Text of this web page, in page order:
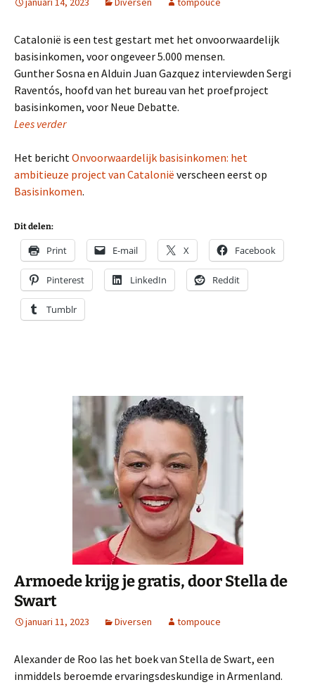
Catalonië is een test gestart met het onvoorwaardelijk
basisinkomen, voor ongeveer 5.000 mensen.
Gunther Sosna en Alduin Juan Gazquez interviewden Sergi
Raventós, hoofd van het bureau van het proefproject
basisinkomen, voor Neue Debatte.
Lees verder
Het berichtOnvoorwaardelijk basisinkomen: het
ambitieuze project van Catalonië verscheen eerst op
Basisinkomen.
Dit delen:
Print E-mail X Facebook
Pinterest LinkedIn Reddit
Tumblr
Armoede krijg je gratis, door Stella de
Swart
januari 11, 2023 Diversen tompouce
Alexander de Roo las het boek van Stella de Swart, een
inmiddels beroemde ervaringsdeskundige in Armenland.